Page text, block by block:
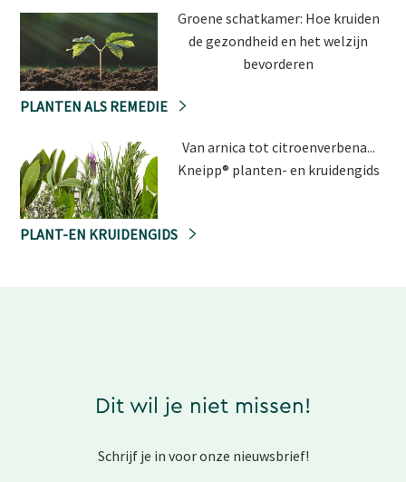
Groene schatkamer: Hoe kruiden
de gezondheid en het welzijn
bevorderen
PLANTEN ALS REMEDIE
Van arnica tot citroenverbena...
Kneipp® planten- en kruidengids
PLANT-EN KRUIDENGIDS
Dit wil je niet missen!
Schrijf je in voor onze nieuwsbrief!